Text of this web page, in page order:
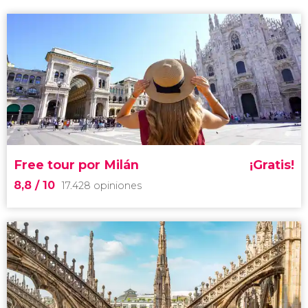
Free tour por Milán
8,8 / 10 17.428 opiniones
¡Gratis!
8,8


17.428 opiniones
free tour por Milán